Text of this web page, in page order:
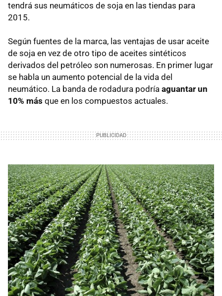
tendrá sus neumáticos de soja en las tiendas para
2015.
Según fuentes de la marca, las ventajas de usar aceite
de soja en vez de otro tipo de aceites sintéticos
derivados del petróleo son numerosas. En primer lugar
se habla un aumento potencial de la vida del
neumático. La banda de rodadura podría aguantar un
10% más que en los compuestos actuales.